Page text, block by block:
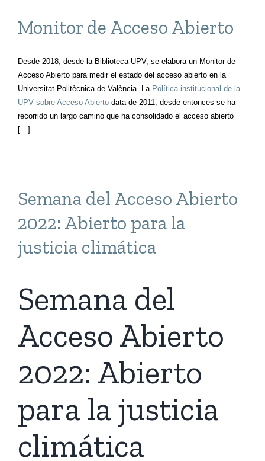
Monitor de Acceso Abierto
Desde 2018, desde la Biblioteca UPV, se elabora un Monitor de
Acceso Abierto para medir el estado del acceso abierto en la
Universitat Politècnica de València. La Política institucional de la
UPV sobre Acceso Abierto data de 2011, desde entonces se ha
recorrido un largo camino que ha consolidado el acceso abierto
[…]
Semana del Acceso Abierto
2022: Abierto para la
justicia climática
Semana del
Acceso Abierto
2022: Abierto
para la justicia
climática